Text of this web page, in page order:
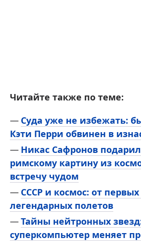
Читайте также по теме:
Суда уже не избежать:
Кэти Перри обвинен в
Никас Сафронов
римскому картину из
встречу чудом
СССР и космос: от
легендарных полетов
Тайны нейтронных
суперкомпьютер меняет